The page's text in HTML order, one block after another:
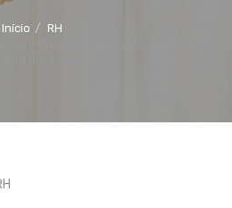
Início
RH
na lista de doenças relacionadas ao